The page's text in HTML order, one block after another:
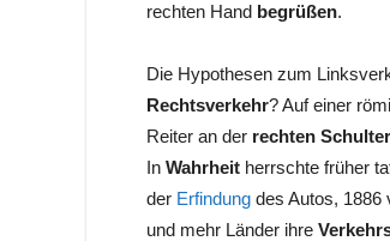
rechten Hand begrüßen.
Die Hypothesen zum
Rechtsverkehr? Auf einer
Reiter an der rechten Schulter
In Wahrheit herrschte früher
der Erfindung des Autos, 1886
und mehr Länder ihre